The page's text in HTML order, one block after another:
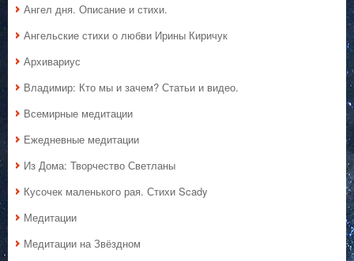
Ангел дня. Описание и стихи.
Ангельские стихи о любви Ирины Киричук
Архивариус
Владимир: Кто мы и зачем? Статьи и видео.
Всемирные медитации
Ежедневные медитации
Из Дома: Творчество Светланы
Кусочек маленького рая. Стихи Scady
Медитации
Медитации на Звёздном